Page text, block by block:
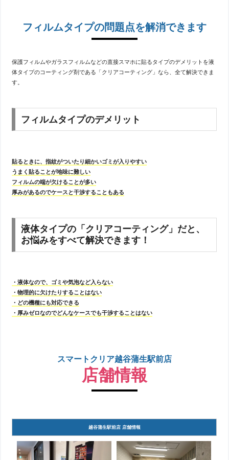
フィルムタイプの問題点を解消できます
保護フィルムやガラスフィルムなどの直接スマホに貼るタイプのデメリットを液
体タイプのコーティング剤である「クリアコーティング」なら、全て解決できま
す。
フィルムタイプのデメリット
貼るときに、指紋がついたり細かいゴミが入りやすい
うまく貼ることが地味に難しい
フィルムの端が欠けることが多い
厚みがあるのでケースと干渉することもある
液体タイプの「クリアコーティング」だと、
お悩みをすべて解決できます！
・液体なので、ゴミや気泡など入らない
・物理的に欠けたりすることはない
・どの機種にも対応できる
・厚みゼロなのでどんなケースでも干渉することはない
スマートクリア越谷蒲生駅前店
店舗情報
越谷蒲生駅前店 店舗情報